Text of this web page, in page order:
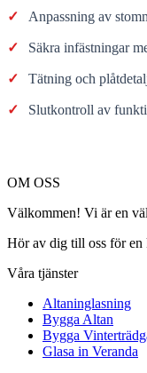
✓ Anpassning av
✓ Säkra infästningar
✓ Tätning och
✓ Slutkontroll av
OM OSS
Välkommen! Vi är en
Hör av dig till oss för en
Våra tjänster
Altaninglasning
Bygga Altan
Bygga
Glasa in Veranda